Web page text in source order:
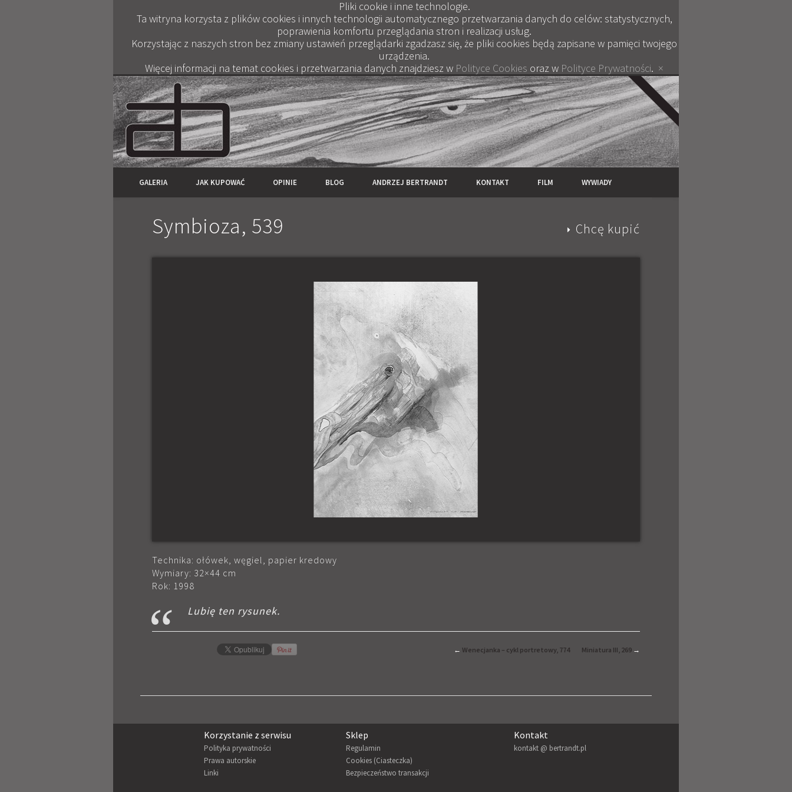
Pliki cookie i inne technologie.
Ta witryna korzysta z plików cookies i innych technologii automatycznego przetwarzania danych do celów: statystycznych,
poprawienia komfortu przeglądania stron i realizacji usług.
Korzystając z naszych stron bez zmiany ustawień przeglądarki zgadzasz się, że pliki cookies będą zapisane w pamięci twojego
urządzenia.
Więcej informacji na temat cookies i przetwarzania danych znajdziesz w Polityce Cookies oraz w Polityce Prywatności. ×
GALERIA JAK KUPOWAĆ OPINIE BLOG ANDRZEJ BERTRANDT KONTAKT FILM WYWIADY
Symbioza, 539 Chcę kupić
Technika: ołówek, węgiel, papier kredowy
Wymiary: 32×44 cm
Rok: 1998
Lubię ten rysunek.
←Wenecjanka – cykl portretowy, 774 Miniatura III, 269 →
Korzystanie z serwisu
Polityka prywatności
Prawa autorskie
Linki
Sklep
Regulamin
Cookies (Ciasteczka)
Bezpieczeństwo transakcji
Kontakt
kontakt @ bertrandt.pl